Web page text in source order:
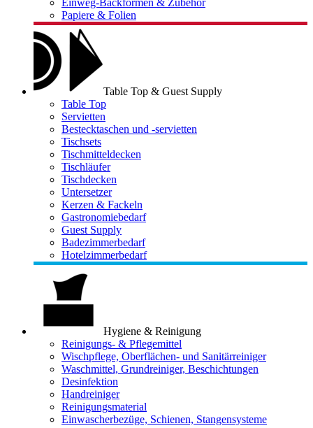
Einweg-Backformen & Zubehör
Papiere & Folien
Table Top & Guest Supply
Table Top
Servietten
Bestecktaschen und -servietten
Tischsets
Tischmitteldecken
Tischläufer
Tischdecken
Untersetzer
Kerzen & Fackeln
Gastronomiebedarf
Guest Supply
Badezimmerbedarf
Hotelzimmerbedarf
Hygiene & Reinigung
Reinigungs- & Pflegemittel
Wischpflege, Oberflächen- und Sanitärreiniger
Waschmittel, Grundreiniger, Beschichtungen
Desinfektion
Handreiniger
Reinigungsmaterial
Einwascherbezüge, Schienen, Stangensysteme